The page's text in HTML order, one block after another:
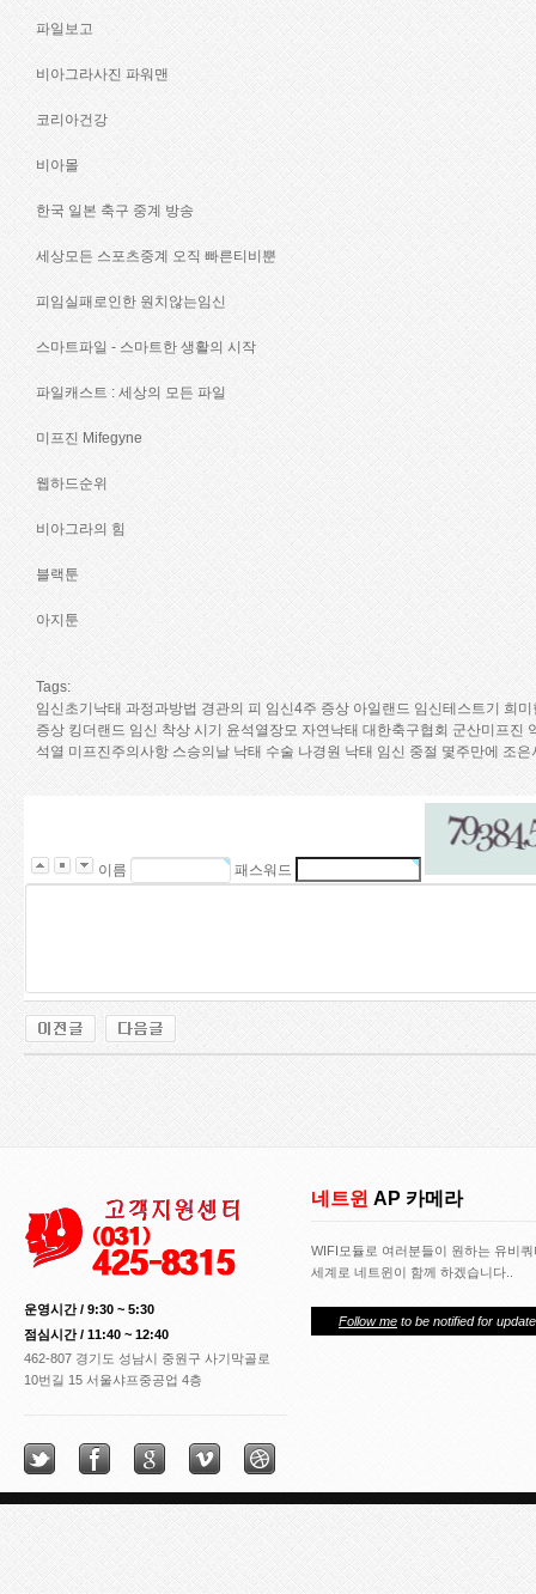
파일보고
비아그라사진 파워맨
코리아건강
비아몰
한국 일본 축구 중계 방송
세상모든 스포츠중계 오직 빠른티비뿐
피임실패로인한 원치않는임신
스마트파일 - 스마트한 생활의 시작
파일캐스트 : 세상의 모든 파일
미프진 Mifegyne
웹하드순위
비아그라의 힘
블랙툰
아지툰
Tags:
임신초기낙태 과정과방법 경관의 피 임신4주 증상 아일랜드 임신테스트기 희미
증상 킹더랜드 임신 착상 시기 윤석열장모 자연낙태 대한축구협회 군산미프진
석열 미프진주의사항 스승의날 낙태 수술 나경원 낙태 임신 중절 몇주만에 조은
이름 패스워드
운영시간 / 9:30 ~ 5:30
점심시간 / 11:40 ~ 12:40
462-807 경기도 성남시 중원구 사기막골로
10번길 15 서울샤프중공업 4층
네트윈 AP 카메라
WIFI모듈로 여러분들이 원하는 유비
세계로 네트윈이 함께 하겠습니다..
Follow me to be notified for